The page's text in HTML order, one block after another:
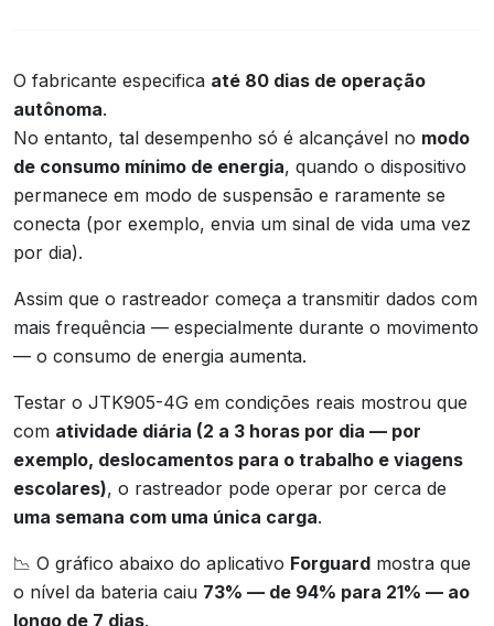
O fabricante especifica até 80 dias de operação
autônoma.
No entanto, tal desempenho só é alcançável no modo
de consumo mínimo de energia, quando o dispositivo
permanece em modo de suspensão e raramente se
conecta (por exemplo, envia um sinal de vida uma vez
por dia).
Assim que o rastreador começa a transmitir dados com
mais frequência — especialmente durante o movimento
— o consumo de energia aumenta.
Testar o JTK905-4G em condições reais mostrou que
com atividade diária (2 a 3 horas por dia — por
exemplo, deslocamentos para o trabalho e viagens
escolares), o rastreador pode operar por cerca de
uma semana com uma única carga.
📉 O gráfico abaixo do aplicativo Forguard mostra que
o nível da bateria caiu 73% — de 94% para 21% — ao
longo de 7 dias.